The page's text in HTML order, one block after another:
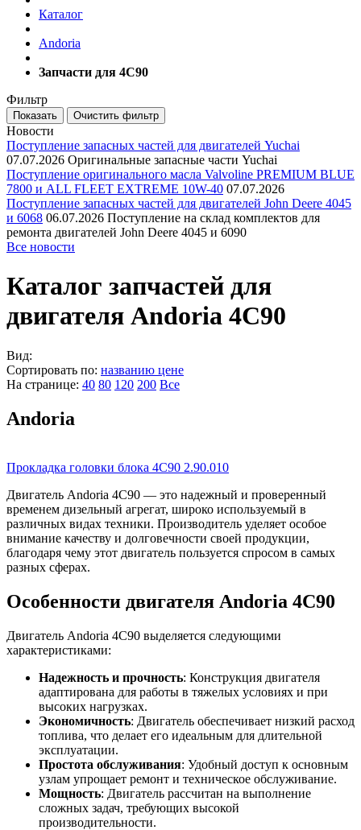
Каталог
Andoria
Запчасти для 4С90
Фильтр
Новости
Поступление запасных частей для двигателей Yuchai
07.07.2026 Оригинальные запасные части Yuchai
Поступление оригинального масла Valvoline PREMIUM BLUE
7800 и ALL FLEET EXTREME 10W-40 07.07.2026
Поступление запасных частей для двигателей John Deere 4045
и 6068 06.07.2026 Поступление на склад комплектов для
ремонта двигателей John Deere 4045 и 6090
Все новости
Каталог запчастей для
двигателя Andoria 4C90
Вид:
Сортировать по: названию цене
На странице: 40 80 120 200 Все
Andoria
Прокладка головки блока 4С90 2.90.010
Двигатель Andoria 4C90 — это надежный и проверенный
временем дизельный агрегат, широко используемый в
различных видах техники. Производитель уделяет особое
внимание качеству и долговечности своей продукции,
благодаря чему этот двигатель пользуется спросом в самых
разных сферах.
Особенности двигателя Andoria 4C90
Двигатель Andoria 4C90 выделяется следующими
характеристиками:
Надежность и прочность: Конструкция двигателя
адаптирована для работы в тяжелых условиях и при
высоких нагрузках.
Экономичность: Двигатель обеспечивает низкий расход
топлива, что делает его идеальным для длительной
эксплуатации.
Простота обслуживания: Удобный доступ к основным
узлам упрощает ремонт и техническое обслуживание.
Мощность: Двигатель рассчитан на выполнение
сложных задач, требующих высокой
производительности.